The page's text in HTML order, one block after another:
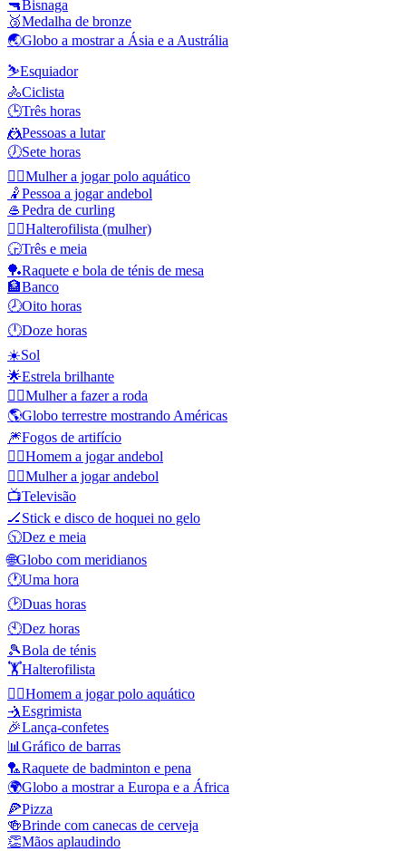
🔫Bisnaga
🥉Medalha de bronze
🌏Globo a mostrar a Ásia e a Austrália
⛷️Esquiador
🚴Ciclista
🕒Três horas
🤼Pessoas a lutar
🕖Sete horas
🤽‍♀️Mulher a jogar polo aquático
🤾Pessoa a jogar andebol
🥌Pedra de curling
🏋️‍♀️Halterofilista (mulher)
🕞Três e meia
🏓Raquete e bola de ténis de mesa
🏦Banco
🕗Oito horas
🕛Doze horas
☀️Sol
🌟Estrela brilhante
🤸‍♀️Mulher a fazer a roda
🌎Globo terrestre mostrando Américas
🎆Fogos de artifício
🤾‍♂️Homem a jogar andebol
🤾‍♀️Mulher a jogar andebol
📺Televisão
🏒Stick e disco de hoquei no gelo
🕥Dez e meia
🌐Globo com meridianos
🕐Uma hora
🕑Duas horas
🕙Dez horas
🎾Bola de ténis
🏋️Halterofilista
🤽‍♂️Homem a jogar polo aquático
🤺Esgrimista
🎉Lança-confetes
📊 Gráfico de barras
🏸Raquete de badminton e pena
🌍Globo a mostrar a Europa e a África
🍕Pizza
🍻Brinde com canecas de cerveja
👏Mãos aplaudindo